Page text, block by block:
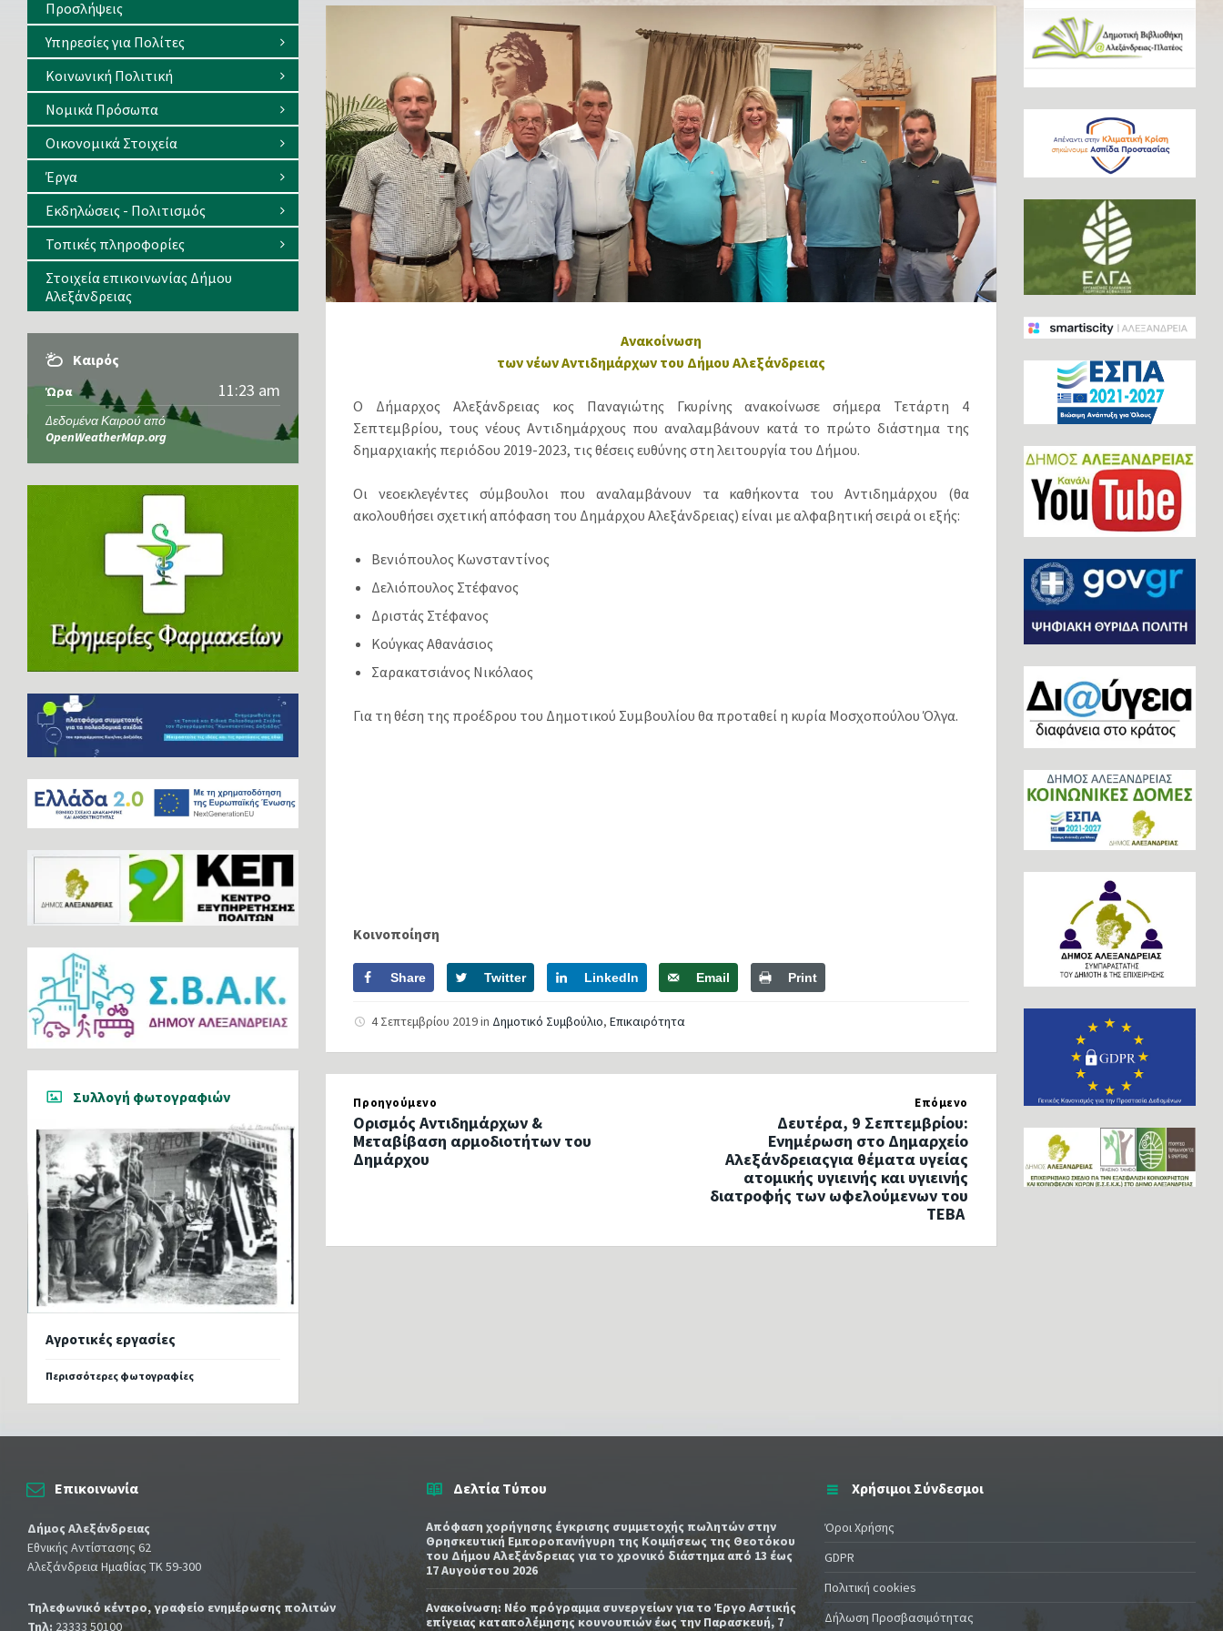
Ανακοίνωση
των νέων Αντιδημάρχων του Δήμου Αλεξάνδρειας
Ο Δήμαρχος Αλεξάνδρειας κος Παναγιώτης Γκυρίνης ανακοίνωσε σήμερα Τετάρτη 4
Σεπτεμβρίου, τους νέους Αντιδημάρχους που αναλαμβάνουν κατά το πρώτο διάστημα της
δημαρχιακής περιόδου 2019-2023, τις θέσεις ευθύνης στη λειτουργία του Δήμου.
Οι νεοεκλεγέντες σύμβουλοι που αναλαμβάνουν τα καθήκοντα του Αντιδημάρχου (θα
ακολουθήσει σχετική απόφαση του Δημάρχου Αλεξάνδρειας) είναι με αλφαβητική σειρά οι εξής:
Βενιόπουλος Κωνσταντίνος
Δελιόπουλος Στέφανος
Δριστάς Στέφανος
Κούγκας Αθανάσιος
Σαρακατσιάνος Νικόλαος
Για τη θέση της προέδρου του Δημοτικού Συμβουλίου θα προταθεί η κυρία Μοσχοπούλου Όλγα.
Κοινοποίηση
Share Twitter LinkedIn Email Print
4 Σεπτεμβρίου 2019in Δημοτικό Συμβούλιο,Επικαιρότητα
Προηγούμενο
Ορισμός Αντιδημάρχων &
Μεταβίβαση αρμοδιοτήτων του
Δημάρχου
Επόμενο
Δευτέρα, 9 Σεπτεμβρίου:
Ενημέρωση στο Δημαρχείο
Αλεξάνδρειαςγια θέματα υγείας
ατομικής υγιεινής και υγιεινής
διατροφής των ωφελούμενων του
ΤΕΒΑ
Προσλήψεις
Υπηρεσίες για Πολίτες
Κοινωνική Πολιτική
Νομικά Πρόσωπα
Οικονομικά Στοιχεία
Έργα
Εκδηλώσεις - Πολιτισμός
Τοπικές πληροφορίες
Στοιχεία επικοινωνίας Δήμου
Αλεξάνδρειας
Καιρός
Ώρα 11:23 am
Δεδομένα Καιρού από
OpenWeatherMap.org
Συλλογή φωτογραφιών
Αγροτικές εργασίες
Περισσότερες φωτογραφίες
Επικοινωνία
Δήμος Αλεξάνδρειας
Εθνικής Αντίστασης 62
Αλεξάνδρεια Ημαθίας ΤΚ 59-300
Τηλεφωνικό κέντρο, γραφείο ενημέρωσης πολιτών
Τηλ: 23333 50100
Δελτία Τύπου
Απόφαση χορήγησης έγκρισης συμμετοχής πωλητών στην
Θρησκευτική Εμποροπανήγυρη της Κοιμήσεως της Θεοτόκου
του Δήμου Αλεξάνδρειας για το χρονικό διάστημα από 13 έως
17 Αυγούστου 2026
Ανακοίνωση: Νέο πρόγραμμα συνεργείων για το Έργο Αστικής
επίγειας καταπολέμησης κουνουπιών έως την Παρασκευή, 7
Χρήσιμοι Σύνδεσμοι
Όροι Χρήσης
GDPR
Πολιτική cookies
Δήλωση Προσβασιμότητας